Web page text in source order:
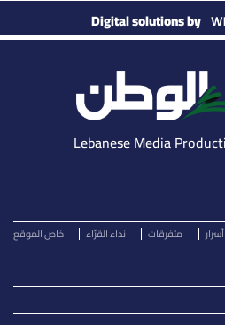
Digital solutions by
أسرار متفرقات نداء القرّاء خاص الموقع